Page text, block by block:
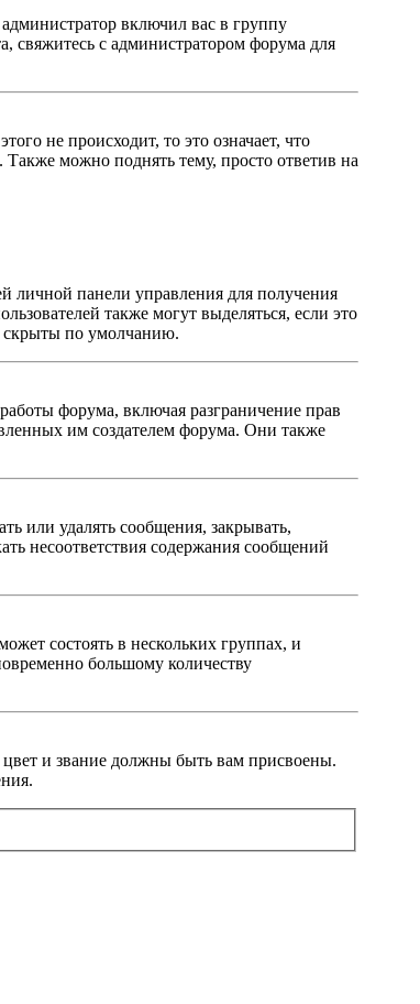
включил вас в группу
свяжитесь с администратором форума для
не происходит, то это означает, что
можно поднять тему, просто ответив на
личной панели управления для получения
также могут выделяться, если это
скрыты по умолчанию.
форума, включая разграничение прав
им создателем форума. Они также
или удалять сообщения, закрывать,
несоответствия содержания сообщений
состоять в нескольких группах, и
большому количеству
и звание должны быть вам присвоены.